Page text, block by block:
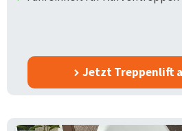
Jetzt Treppenlift